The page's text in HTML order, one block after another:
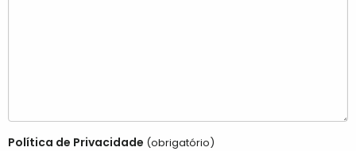
Política de Privacidade (obrigatório)